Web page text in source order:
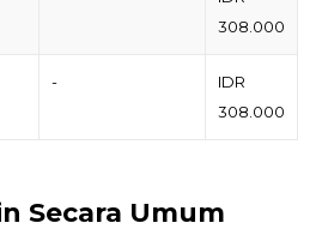
308.000
-
IDR
308.000
Secara Umum